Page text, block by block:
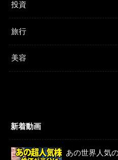
投資
旅行
美容
新着動画
あの世界人気